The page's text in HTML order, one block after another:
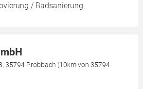
/ Badsanierung
35794 Probbach (10km von 35794